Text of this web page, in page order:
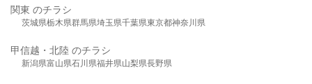
関東 のチラシ
茨城県栃木県群馬県埼玉県千葉県東京都神奈川県
甲信越・北陸 のチラシ
新潟県富山県石川県福井県山梨県長野県